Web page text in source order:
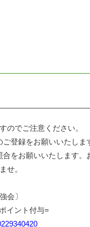
のでご注意ください。
登録をお願いいたしま
をお願いいたします。
せ。
会〕
イント付与=